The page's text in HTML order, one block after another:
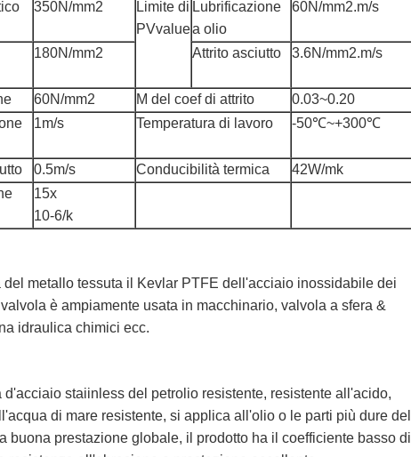
350N/mm2
Limite di
PVvalue
Lubrificazione
a olio
60N/mm2.m/s
180N/mm2 Attrito asciutto 3.6N/mm2.m/s
60N/mm2 Μ del coef di attrito
0.03~0.20
1m/s Temperatura di lavoro -50℃~+300℃
0.5m/s Conducibilità termica
42W/mk
15x
10-6/k
del metallo tessuta il Kevlar PTFE dell'acciaio inossidabile dei
è ampiamente usata in macchinario, valvola a sfera &
idraulica chimici ecc.
staiinless del petrolio resistente, resistente all'acido,
di mare resistente, si applica all'olio o le parti più dure del
buona prestazione globale, il prodotto ha il coefficiente basso di